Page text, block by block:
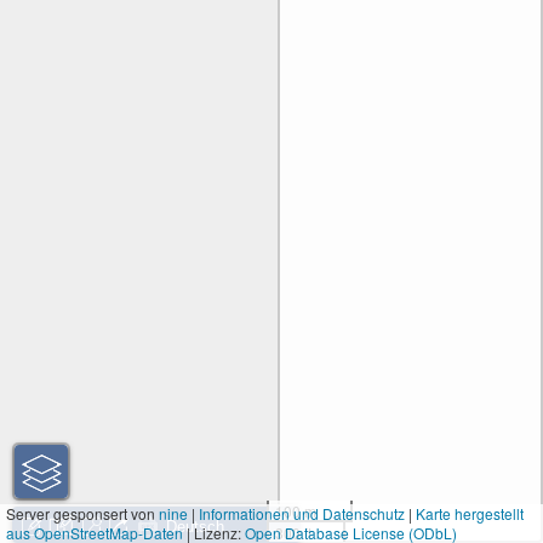
100 m
300 ft
Server gesponsert vonnine|Informationen und Datenschutz | Karte hergestellt
aus OpenStreetMap-Daten| Lizenz:Open Database License (ODbL)